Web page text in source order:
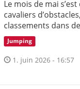
Le mois de mai
cavaliers
classements dans
Jumping
1. juin 2026 - 16:57